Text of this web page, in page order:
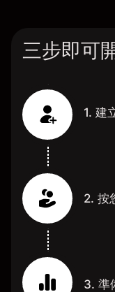
三步即可
1. 建
2. 按
3. 準